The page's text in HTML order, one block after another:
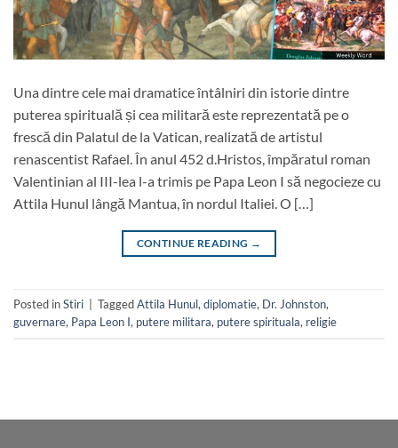
Una dintre cele mai dramatice întâlniri din istorie dintre
puterea spirituală și cea militară este reprezentată pe o
frescă din Palatul de la Vatican, realizată de artistul
renascentist Rafael. În anul 452 d.Hristos, împăratul roman
Valentinian al III-lea l-a trimis pe Papa Leon I să negocieze cu
Attila Hunul lângă Mantua, în nordul Italiei. O […]
CONTINUE READING →
Posted inStiri TaggedAttila Hunul, diplomatie, Dr. Johnston,
guvernare, Papa Leon I, putere militara, putere spirituala, religie